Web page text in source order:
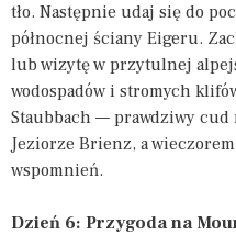
tło. Następnie udaj się do
północnej ściany Eigeru.
lub wizytę w przytulnej
wodospadów i stromych
Staubbach — prawdziwy cud
Jeziorze Brienz, a
wspomnień.
Dzień 6: Przygoda na